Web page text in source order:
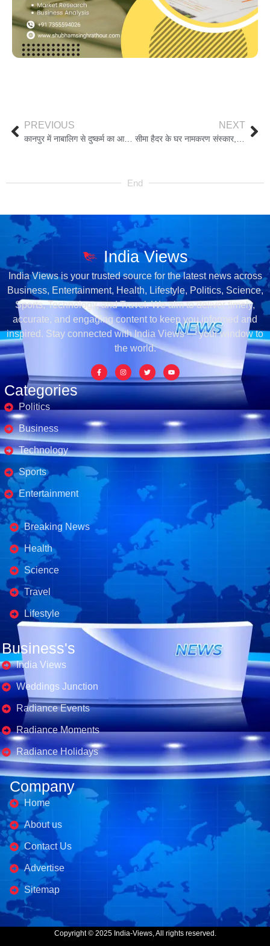
PREVIOUS
कानपुर में नाबालिग से दुष्कर्म का आरोप, वायरल तस्वीरों से मामले ने पकड़ा तूल
NEXT
End
Categories
Politics
Business
Technology
Sports
Entertainment
Business's
Breaking News
Health
Science
Travel
Lifestyle
Business's
India Views
Weddings Junction
Radiance Events
Radiance Moments
Radiance Holidays
Company
Home
About us
Contact Us
Advertise
Sitemap
India Views
India Views is your trusted source for the latest news across
Business, Entertainment, Health, Lifestyle, Politics, Science,
Sports, Technology, and Travel. We aim to deliver timely,
accurate, and engaging content to keep you informed and
inspired. Stay connected with India Views — your window to
the world.
Copyright © 2025 India-Views, All rights reserved.